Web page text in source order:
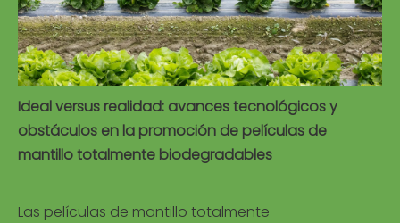
Ideal versus realidad: avances tecnológicos y
obstáculos en la promoción de películas de
mantillo totalmente biodegradables
Las películas de mantillo totalmente